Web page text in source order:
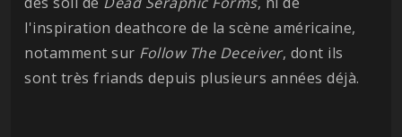
l'inspiration deathcore de la scène américaine,
notamment sur Follow The Deceiver, dont ils
sont très friands depuis plusieurs années déjà.